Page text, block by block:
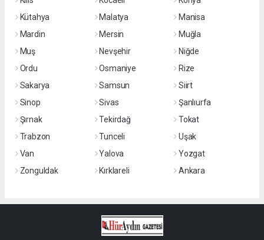
Kütahya
Malatya
Manisa
Mardin
Mersin
Muğla
Muş
Nevşehir
Niğde
Ordu
Osmaniye
Rize
Sakarya
Samsun
Siirt
Sinop
Sivas
Şanlıurfa
Şırnak
Tekirdağ
Tokat
Trabzon
Tunceli
Uşak
Van
Yalova
Yozgat
Zonguldak
Kırklareli Ankara